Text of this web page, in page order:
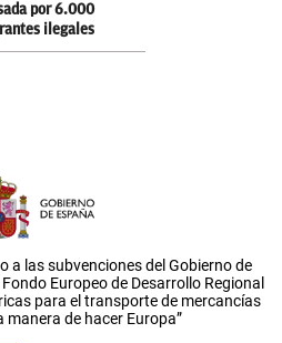
por 6.000
ilegales
a las subvenciones del Gobierno de
Europeo de Desarrollo Regional
para el transporte de mercancías
manera de hacer Europa”